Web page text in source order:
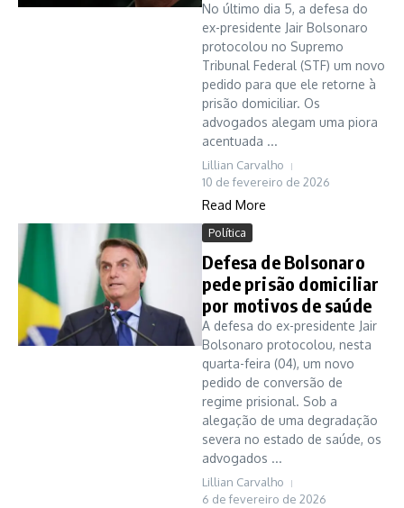
No último dia 5, a defesa do
ex-presidente Jair Bolsonaro
protocolou no Supremo
Tribunal Federal (STF) um novo
pedido para que ele retorne à
prisão domiciliar. Os
advogados alegam uma piora
acentuada ...
Lillian Carvalho
10 de fevereiro de 2026
Read More
Política
Defesa de Bolsonaro
pede prisão domiciliar
por motivos de saúde
A defesa do ex-presidente Jair
Bolsonaro protocolou, nesta
quarta-feira (04), um novo
pedido de conversão de
regime prisional. Sob a
alegação de uma degradação
severa no estado de saúde, os
advogados ...
Lillian Carvalho
6 de fevereiro de 2026